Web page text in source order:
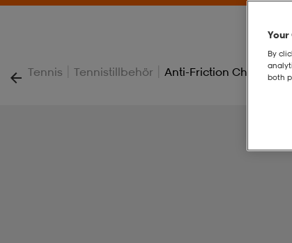
Tennis | Tennistillbehör | Anti-Friction Chafing
By
both